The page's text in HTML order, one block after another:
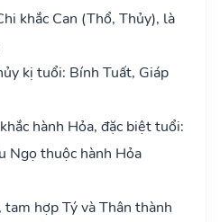
khắc Can (Thổ, Thủy), là
kị tuổi: Bính Tuất, Giáp
hành Hỏa, đặc biệt tuổi:
Ngọ thuộc hành Hỏa
hợp Tý và Thân thành